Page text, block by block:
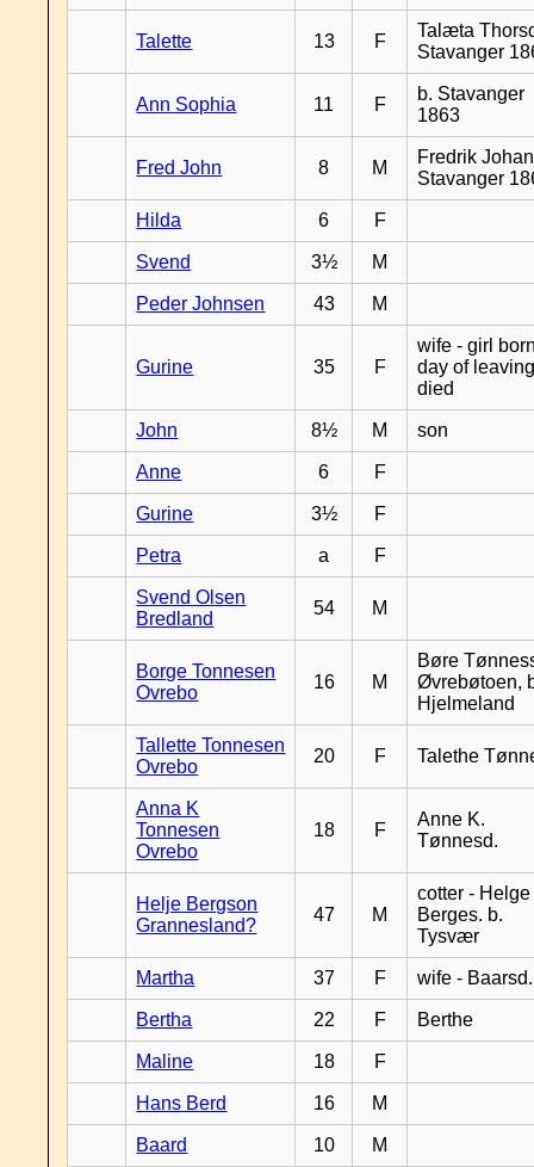
Talette 13 F
Talæta
Stavanger
Ann Sophia 11 F
b. Stavanger
1863
Fred John 8 M
Fredrik
Stavanger
Hilda 6 F
Svend 3½ M
Peder Johnsen 43 M
Gurine 35 F
wife - girl
day of
died
John 8½ M son
Anne 6 F
Gurine 3½ F
Petra a F
Svend Olsen
Bredland
54 M
Borge Tonnesen
Ovrebo
16 M
Børe
Øvrebøtoen,
Hjelmeland
Tallette Tonnesen
Ovrebo
20 F Talethe
Anna K
Tonnesen
Ovrebo
18 F
Anne K.
Tønnesd.
Helje Bergson
Grannesland?
47 M
cotter - Helge
Berges. b.
Tysvær
Martha 37 F wife - Baarsd.
Bertha 22 F Berthe
Maline 18 F
Hans Berd 16 M
Baard 10 M